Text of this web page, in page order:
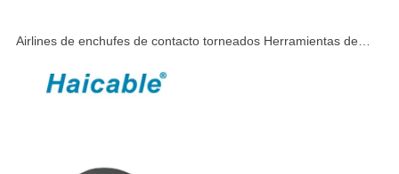
Airlines de enchufes de contacto torneados Herramientas de